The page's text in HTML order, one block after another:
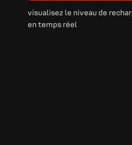
visualisez le niveau de
en temps réel